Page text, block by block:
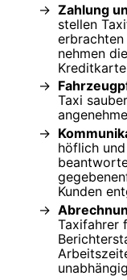
Zahlung
stellen
erbrachten
nehmen
Taxi
höflich
Kunden
Taxifahrer